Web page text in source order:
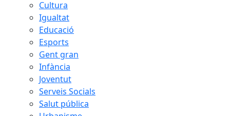
Cultura
Igualtat
Educació
Esports
Gent gran
Infància
Joventut
Serveis Socials
Salut pública